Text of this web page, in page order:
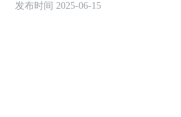
发布时间 2025-06-15